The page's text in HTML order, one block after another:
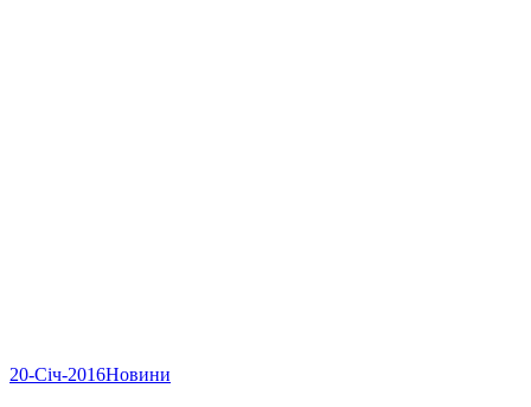
20-Січ-2016Новини